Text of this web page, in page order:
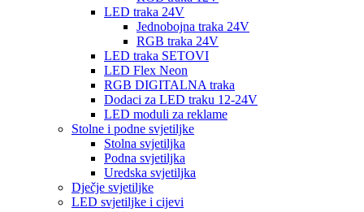
LED traka 24V
Jednobojna traka 24V
RGB traka 24V
LED traka SETOVI
LED Flex Neon
RGB DIGITALNA traka
Dodaci za LED traku 12-24V
LED moduli za reklame
Stolne i podne svjetiljke
Stolna svjetiljka
Podna svjetiljka
Uredska svjetiljka
Dječje svjetiljke
LED svjetiljke i cijevi